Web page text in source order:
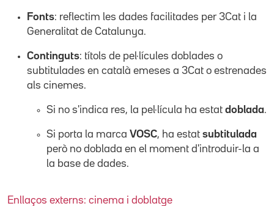
Fonts: reflectim les dades facilitades per 3Cat i la
Generalitat de Catalunya.
Continguts: títols de pel·lícules doblades o
subtitulades en català emeses a 3Cat o estrenades
als cinemes.
Si no s'indica res, la pel·lícula ha estat doblada.
Si porta la marca VOSC, ha estat subtitulada
però no doblada en el moment d'introduir-la a
la base de dades.
Enllaços externs: cinema i doblatge